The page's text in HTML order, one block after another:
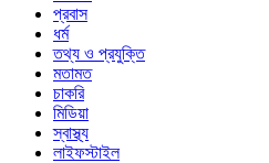
প্রবাস
ধর্ম
তথ্য ও প্রযুক্তি
মতামত
চাকরি
মিডিয়া
স্বাস্থ্য
লাইফস্টাইল